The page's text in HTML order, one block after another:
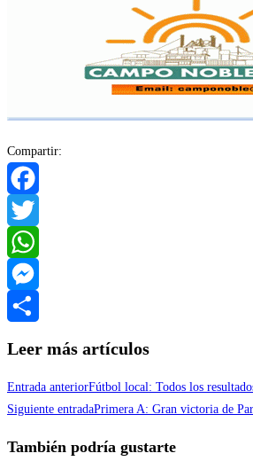
Compartir:
Facebook
Twitter
WhatsApp
Messenger
Leer más artículos
Entrada anteriorFútbol local: Todos los
Siguiente entradaPrimera A: Gran victoria de
También podría gustarte